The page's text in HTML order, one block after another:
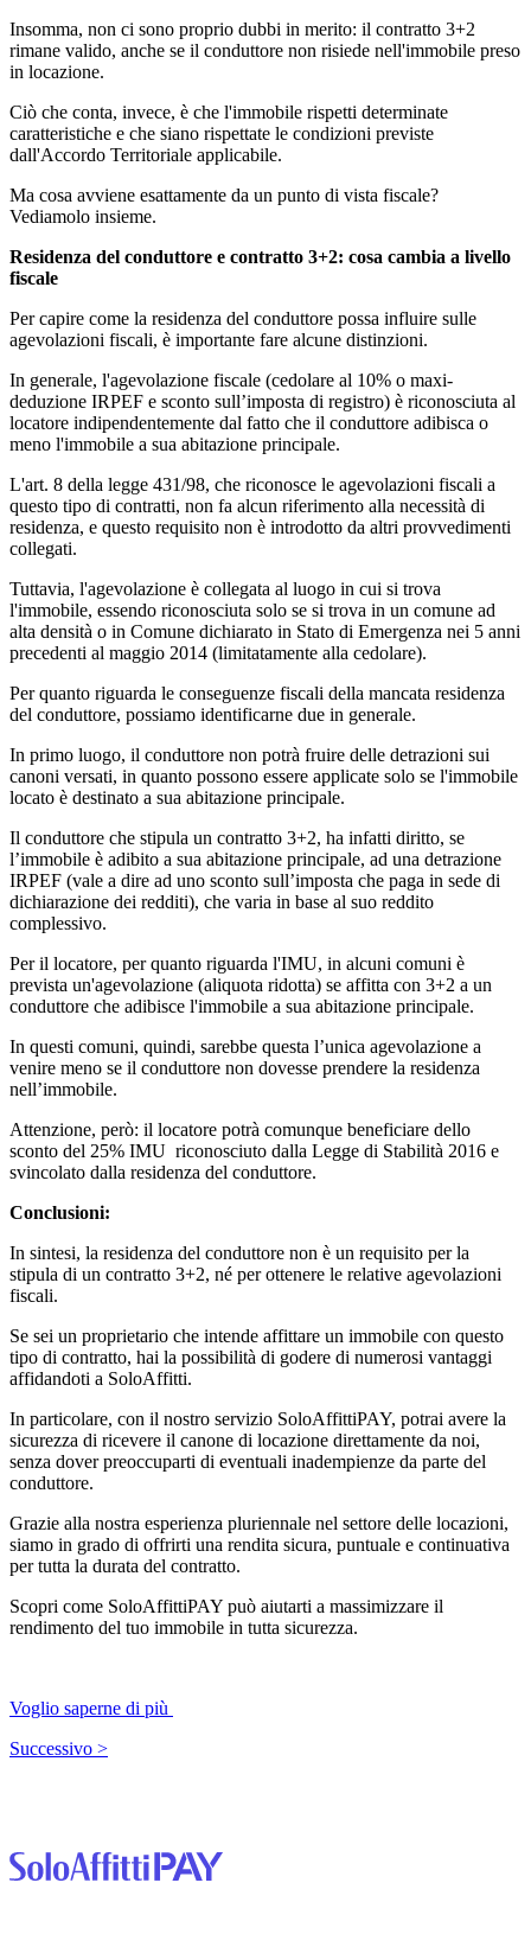
Insomma, non ci sono proprio dubbi in merito: il contratto 3+2
rimane valido, anche se il conduttore non risiede nell'immobile preso
in locazione.
Ciò che conta, invece, è che l'immobile rispetti determinate
caratteristiche e che siano rispettate le condizioni previste
dall'Accordo Territoriale applicabile.
Ma cosa avviene esattamente da un punto di vista fiscale?
Vediamolo insieme.
Residenza del conduttore e contratto 3+2: cosa cambia a livello
fiscale
Per capire come la residenza del conduttore possa influire sulle
agevolazioni fiscali, è importante fare alcune distinzioni.
In generale, l'agevolazione fiscale (cedolare al 10% o maxi-
deduzione IRPEF e sconto sull’imposta di registro) è riconosciuta al
locatore indipendentemente dal fatto che il conduttore adibisca o
meno l'immobile a sua abitazione principale.
L'art. 8 della legge 431/98, che riconosce le agevolazioni fiscali a
questo tipo di contratti, non fa alcun riferimento alla necessità di
residenza, e questo requisito non è introdotto da altri provvedimenti
collegati.
Tuttavia, l'agevolazione è collegata al luogo in cui si trova
l'immobile, essendo riconosciuta solo se si trova in un comune ad
alta densità o in Comune dichiarato in Stato di Emergenza nei 5 anni
precedenti al maggio 2014 (limitatamente alla cedolare).
Per quanto riguarda le conseguenze fiscali della mancata residenza
del conduttore, possiamo identificarne due in generale.
In primo luogo, il conduttore non potrà fruire delle detrazioni sui
canoni versati, in quanto possono essere applicate solo se l'immobile
locato è destinato a sua abitazione principale.
Il conduttore che stipula un contratto 3+2, ha infatti diritto, se
l’immobile è adibito a sua abitazione principale, ad una detrazione
IRPEF (vale a dire ad uno sconto sull’imposta che paga in sede di
dichiarazione dei redditi), che varia in base al suo reddito
complessivo.
Per il locatore, per quanto riguarda l'IMU, in alcuni comuni è
prevista un'agevolazione (aliquota ridotta) se affitta con 3+2 a un
conduttore che adibisce l'immobile a sua abitazione principale.
In questi comuni, quindi, sarebbe questa l’unica agevolazione a
venire meno se il conduttore non dovesse prendere la residenza
nell’immobile.
Attenzione, però: il locatore potrà comunque beneficiare dello
sconto del 25% IMU riconosciuto dalla Legge di Stabilità 2016 e
svincolato dalla residenza del conduttore.
Conclusioni:
In sintesi, la residenza del conduttore non è un requisito per la
stipula di un contratto 3+2, né per ottenere le relative agevolazioni
fiscali.
Se sei un proprietario che intende affittare un immobile con questo
tipo di contratto, hai la possibilità di godere di numerosi vantaggi
affidandoti a SoloAffitti.
In particolare, con il nostro servizio SoloAffittiPAY, potrai avere la
sicurezza di ricevere il canone di locazione direttamente da noi,
senza dover preoccuparti di eventuali inadempienze da parte del
conduttore.
Grazie alla nostra esperienza pluriennale nel settore delle locazioni,
siamo in grado di offrirti una rendita sicura, puntuale e continuativa
per tutta la durata del contratto.
Scopri come SoloAffittiPAY può aiutarti a massimizzare il
rendimento del tuo immobile in tutta sicurezza.
Voglio saperne di più
Successivo >